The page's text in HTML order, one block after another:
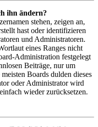
ihn ändern?
stehen, zeigen an,
hast oder identifizieren
und Administratoren.
eines Ranges nicht
Administration festgelegt
Beiträge, nur um
Boards dulden dieses
oder Administrator wird
wieder zurücksetzen.